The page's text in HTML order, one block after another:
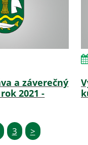
a záverečný
2021 -
3 >